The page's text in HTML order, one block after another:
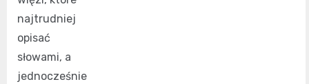
najtrudniej
opisać
słowami, a
jednocześnie